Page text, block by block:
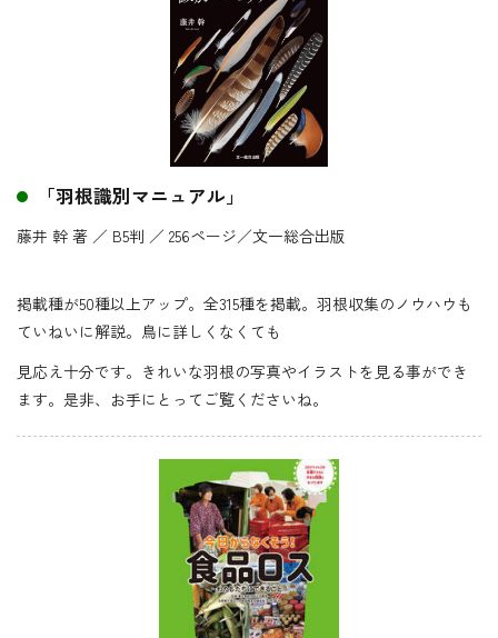
「羽根識別マニュアル」
藤井 幹 著 ／ B5判 ／ 256ページ／文一総合出版
掲載種が50種以上アップ。全315種を掲載。羽根収集のノウハウも
ていねいに解説。鳥に詳しくなくても
見応え十分です。 きれいな羽根の写真やイラストを見る事ができ
ます。是非、お手にとってご覧くださいね。